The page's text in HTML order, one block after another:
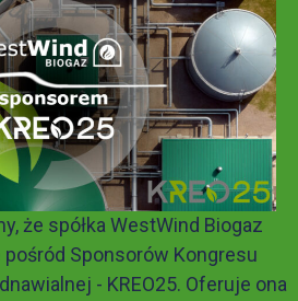
że spółka WestWind Biogaz
pośród Sponsorów Kongresu
- KREO25. Oferuje ona